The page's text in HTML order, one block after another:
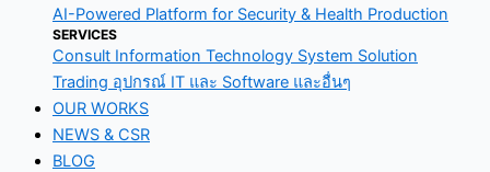
AI-Powered Platform for Security & Health Production
SERVICES
Consult Information Technology System Solution
Trading อุปกรณ์ IT และ Software และอื่นๆ
OUR WORKS
NEWS & CSR
BLOG